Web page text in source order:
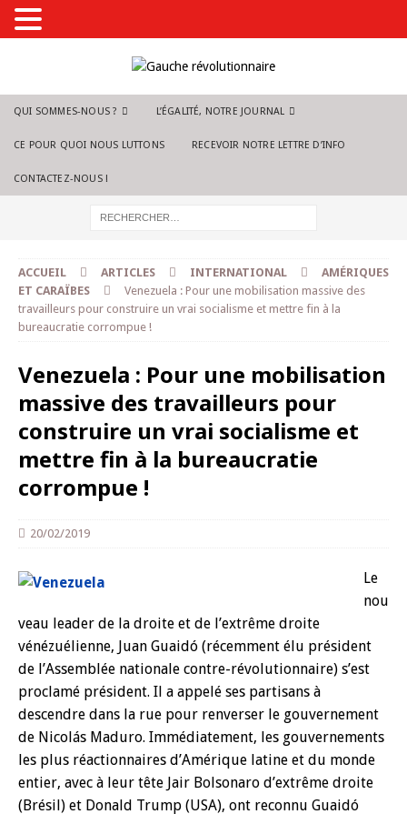
QUI SOMMES-NOUS ? L’ÉGALITÉ, NOTRE JOURNAL
CE POUR QUOI NOUS LUTTONS RECEVOIR NOTRE LETTRE D’INFO
CONTACTEZ-NOUS !
ACCUEIL ARTICLES INTERNATIONAL
AMÉRIQUES
ET CARAÏBES
Venezuela : Pour une mobilisation massive des
travailleurs pour construire un vrai socialisme et mettre fin à la
bureaucratie corrompue !
Venezuela : Pour une mobilisation
massive des travailleurs pour
construire un vrai socialisme et
mettre fin à la bureaucratie
corrompue !
20/02/2019
Le
nou
veau leader de la droite et de l’extrême droite
vénézuélienne, Juan Guaidó (récemment élu président
de l’Assemblée nationale contre-révolutionnaire) s’est
proclamé président. Il a appelé ses partisans à
descendre dans la rue pour renverser le gouvernement
de Nicolás Maduro. Immédiatement, les gouvernements
les plus réactionnaires d’Amérique latine et du monde
entier, avec à leur tête Jair Bolsonaro d’extrême droite
(Brésil) et Donald Trump (USA), ont reconnu Guaidó